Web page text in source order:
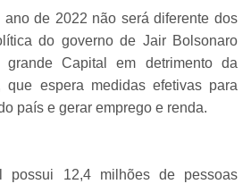
de 2022 não será diferente dos
do governo de Jair Bolsonaro
Capital em detrimento da
que espera medidas efetivas para
país e gerar emprego e renda.
possui 12,4 milhões de pessoas